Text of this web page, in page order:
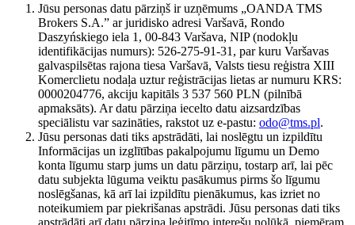
Jūsu personas datu pārziņš ir uzņēmums „OANDA TMS
Brokers S.A.” ar juridisko adresi Varšavā, Rondo
Daszyńskiego iela 1, 00-843 Varšava, NIP (nodokļu
identifikācijas numurs): 526-275-91-31, par kuru Varšavas
galvaspilsētas rajona tiesa Varšavā, Valsts tiesu reģistra XIII
Komerclietu nodaļa uztur reģistrācijas lietas ar numuru KRS:
0000204776, akciju kapitāls 3 537 560 PLN (pilnībā
apmaksāts). Ar datu pārziņa iecelto datu aizsardzības
speciālistu var sazināties, rakstot uz e-pastu: odo@tms.pl.
Jūsu personas dati tiks apstrādāti, lai noslēgtu un izpildītu
Informācijas un izglītības pakalpojumu līgumu un Demo
konta līgumu starp jums un datu pārziņu, tostarp arī, lai pēc
datu subjekta lūguma veiktu pasākumus pirms šo līgumu
noslēgšanas, kā arī lai izpildītu pienākumus, kas izriet no
noteikumiem par piekrišanas apstrādi. Jūsu personas dati tiks
apstrādāti arī datu pārziņa leģitīmo interešu nolūkā, piemēram,